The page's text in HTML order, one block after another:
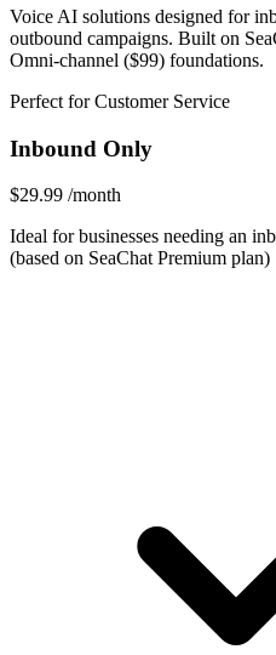
Voice AI solutions designed for
outbound campaigns. Built on
Omni-channel ($99) foundations.
Perfect for Customer Service
Inbound Only
$29.99 /month
Ideal for businesses needing an
(based on SeaChat Premium plan)